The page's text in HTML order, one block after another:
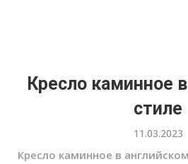
Кресло каминное
стиле
11.03.2023
Кресло каминное в